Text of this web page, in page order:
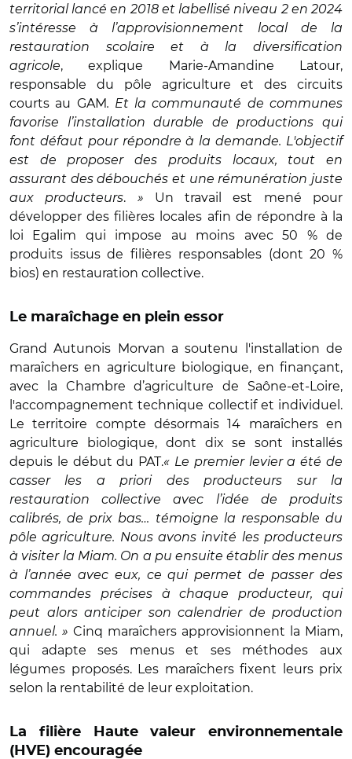
territorial lancé en 2018 et labellisé niveau 2 en 2024
s’intéresse à l’approvisionnement local de la
restauration scolaire et à la diversification
agricole,
explique Marie-Amandine Latour,
responsable du pôle agriculture et des circuits
courts au GAM. Et la communauté de communes
favorise l’installation durable de productions qui
font défaut pour répondre à la demande. L'objectif
est de proposer des produits locaux, tout en
assurant des débouchés et une rémunération juste
aux producteurs. » Un travail est mené pour
développer des filières locales afin de répondre à la
loi Egalim qui impose au moins avec 50 % de
produits issus de filières responsables (dont 20 %
bios) en restauration collective.
Le maraîchage en plein essor
Grand Autunois Morvan a soutenu l'installation de
maraîchers en agriculture biologique, en finançant,
avec la Chambre d’agriculture de Saône-et-Loire,
l'accompagnement technique collectif et individuel.
Le territoire compte désormais 14 maraîchers en
agriculture biologique, dont dix se sont installés
depuis le début du PAT.« Le premier levier a été de
casser les a priori des producteurs sur la
restauration collective avec l’idée de produits
calibrés, de prix bas… témoigne la responsable du
pôle agriculture. Nous avons invité les producteurs
à visiter la Miam. On a pu ensuite établir des menus
à l’année avec eux, ce qui permet de passer des
commandes précises à chaque producteur, qui
peut alors anticiper son calendrier de production
annuel. » Cinq maraîchers approvisionnent la Miam,
qui adapte ses menus et ses méthodes aux
légumes proposés. Les maraîchers fixent leurs prix
selon la rentabilité de leur exploitation.
La filière Haute valeur environnementale
(HVE) encouragée